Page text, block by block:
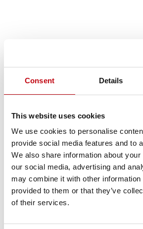
Consent Details
This website uses cookies
We use cookies to personalise
provide social media features and to
We also share information about
our social media, advertising and
may combine it with other information
provided to them or that they’ve
of their services.